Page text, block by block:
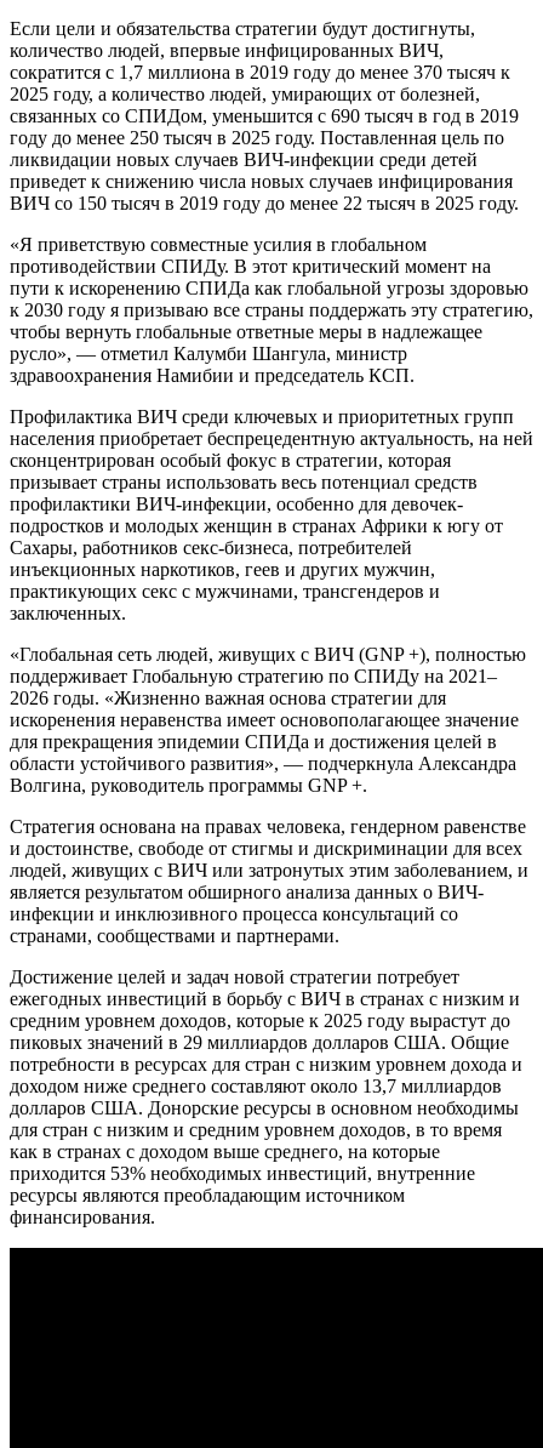
Если цели и обязательства стратегии будут достигнуты,
количество людей, впервые инфицированных ВИЧ,
сократится с 1,7 миллиона в 2019 году до менее 370 тысяч к
2025 году, а количество людей, умирающих от болезней,
связанных со СПИДом, уменьшится с 690 тысяч в год в 2019
году до менее 250 тысяч в 2025 году. Поставленная цель по
ликвидации новых случаев ВИЧ-инфекции среди детей
приведет к снижению числа новых случаев инфицирования
ВИЧ со 150 тысяч в 2019 году до менее 22 тысяч в 2025 году.
«Я приветствую совместные усилия в глобальном
противодействии СПИДу. В этот критический момент на
пути к искоренению СПИДа как глобальной угрозы здоровью
к 2030 году я призываю все страны поддержать эту стратегию,
чтобы вернуть глобальные ответные меры в надлежащее
русло», — отметил Калумби Шангула, министр
здравоохранения Намибии и председатель КСП.
Профилактика ВИЧ среди ключевых и приоритетных групп
населения приобретает беспрецедентную актуальность, на ней
сконцентрирован особый фокус в стратегии, которая
призывает страны использовать весь потенциал средств
профилактики ВИЧ-инфекции, особенно для девочек-
подростков и молодых женщин в странах Африки к югу от
Сахары, работников секс-бизнеса, потребителей
инъекционных наркотиков, геев и других мужчин,
практикующих секс с мужчинами, трансгендеров и
заключенных.
«Глобальная сеть людей, живущих с ВИЧ (GNP +), полностью
поддерживает Глобальную стратегию по СПИДу на 2021–
2026 годы. «Жизненно важная основа стратегии для
искоренения неравенства имеет основополагающее значение
для прекращения эпидемии СПИДа и достижения целей в
области устойчивого развития», — подчеркнула Александра
Волгина, руководитель программы GNP +.
Стратегия основана на правах человека, гендерном равенстве
и достоинстве, свободе от стигмы и дискриминации для всех
людей, живущих с ВИЧ или затронутых этим заболеванием, и
является результатом обширного анализа данных о ВИЧ-
инфекции и инклюзивного процесса консультаций со
странами, сообществами и партнерами.
Достижение целей и задач новой стратегии потребует
ежегодных инвестиций в борьбу с ВИЧ в странах с низким и
средним уровнем доходов, которые к 2025 году вырастут до
пиковых значений в 29 миллиардов долларов США. Общие
потребности в ресурсах для стран с низким уровнем дохода и
доходом ниже среднего составляют около 13,7 миллиардов
долларов США. Донорские ресурсы в основном необходимы
для стран с низким и средним уровнем доходов, в то время
как в странах с доходом выше среднего, на которые
приходится 53% необходимых инвестиций, внутренние
ресурсы являются преобладающим источником
финансирования.